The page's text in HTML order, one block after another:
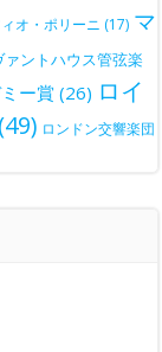
オ・ポリーニ (17) マ
ントハウス管弦楽
ー賞 (26) ロイ
(49) ロンドン交響楽団